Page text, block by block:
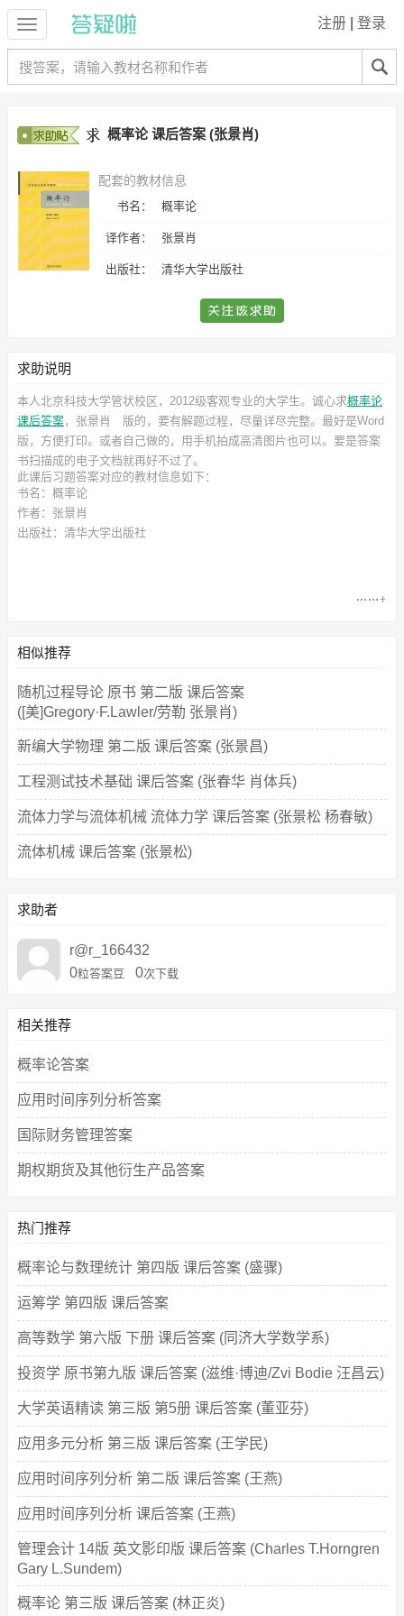
注册 登录
概率论 课后答案 (张景肖)
配套的教材信息
书名： 概率论
译作者： 张景肖
出版社： 清华大学出版社
求助说明
本人北京科技大学管状校区，2012级客观专业的大学生。诚心求概率论
课后答案，张景肖 版的，要有解题过程，尽量详尽完整。最好是Word
版，方便打印。或者自己做的，用手机拍成高清图片也可以。要是答案
书扫描成的电子文档就再好不过了。
此课后习题答案对应的教材信息如下：
书名：概率论
作者：张景肖
出版社：清华大学出版社
相似推荐
随机过程导论 原书 第二版 课后答案
([美]Gregory·F.Lawler/劳勒 张景肖)
新编大学物理 第二版 课后答案 (张景昌)
工程测试技术基础 课后答案 (张春华 肖体兵)
流体力学与流体机械 流体力学 课后答案 (张景松 杨春敏)
流体机械 课后答案 (张景松)
求助者
r@r_166432
0粒答案豆 0次下载
相关推荐
概率论答案
应用时间序列分析答案
国际财务管理答案
期权期货及其他衍生产品答案
热门推荐
概率论与数理统计 第四版 课后答案 (盛骤)
运筹学 第四版 课后答案
高等数学 第六版 下册 课后答案 (同济大学数学系)
投资学 原书第九版 课后答案 (滋维·博迪/Zvi Bodie 汪昌云)
大学英语精读 第三版 第5册 课后答案 (董亚芬)
应用多元分析 第三版 课后答案 (王学民)
应用时间序列分析 第二版 课后答案 (王燕)
应用时间序列分析 课后答案 (王燕)
管理会计 14版 英文影印版 课后答案 (Charles T.Horngren
Gary L.Sundem)
概率论 第三版 课后答案 (林正炎)